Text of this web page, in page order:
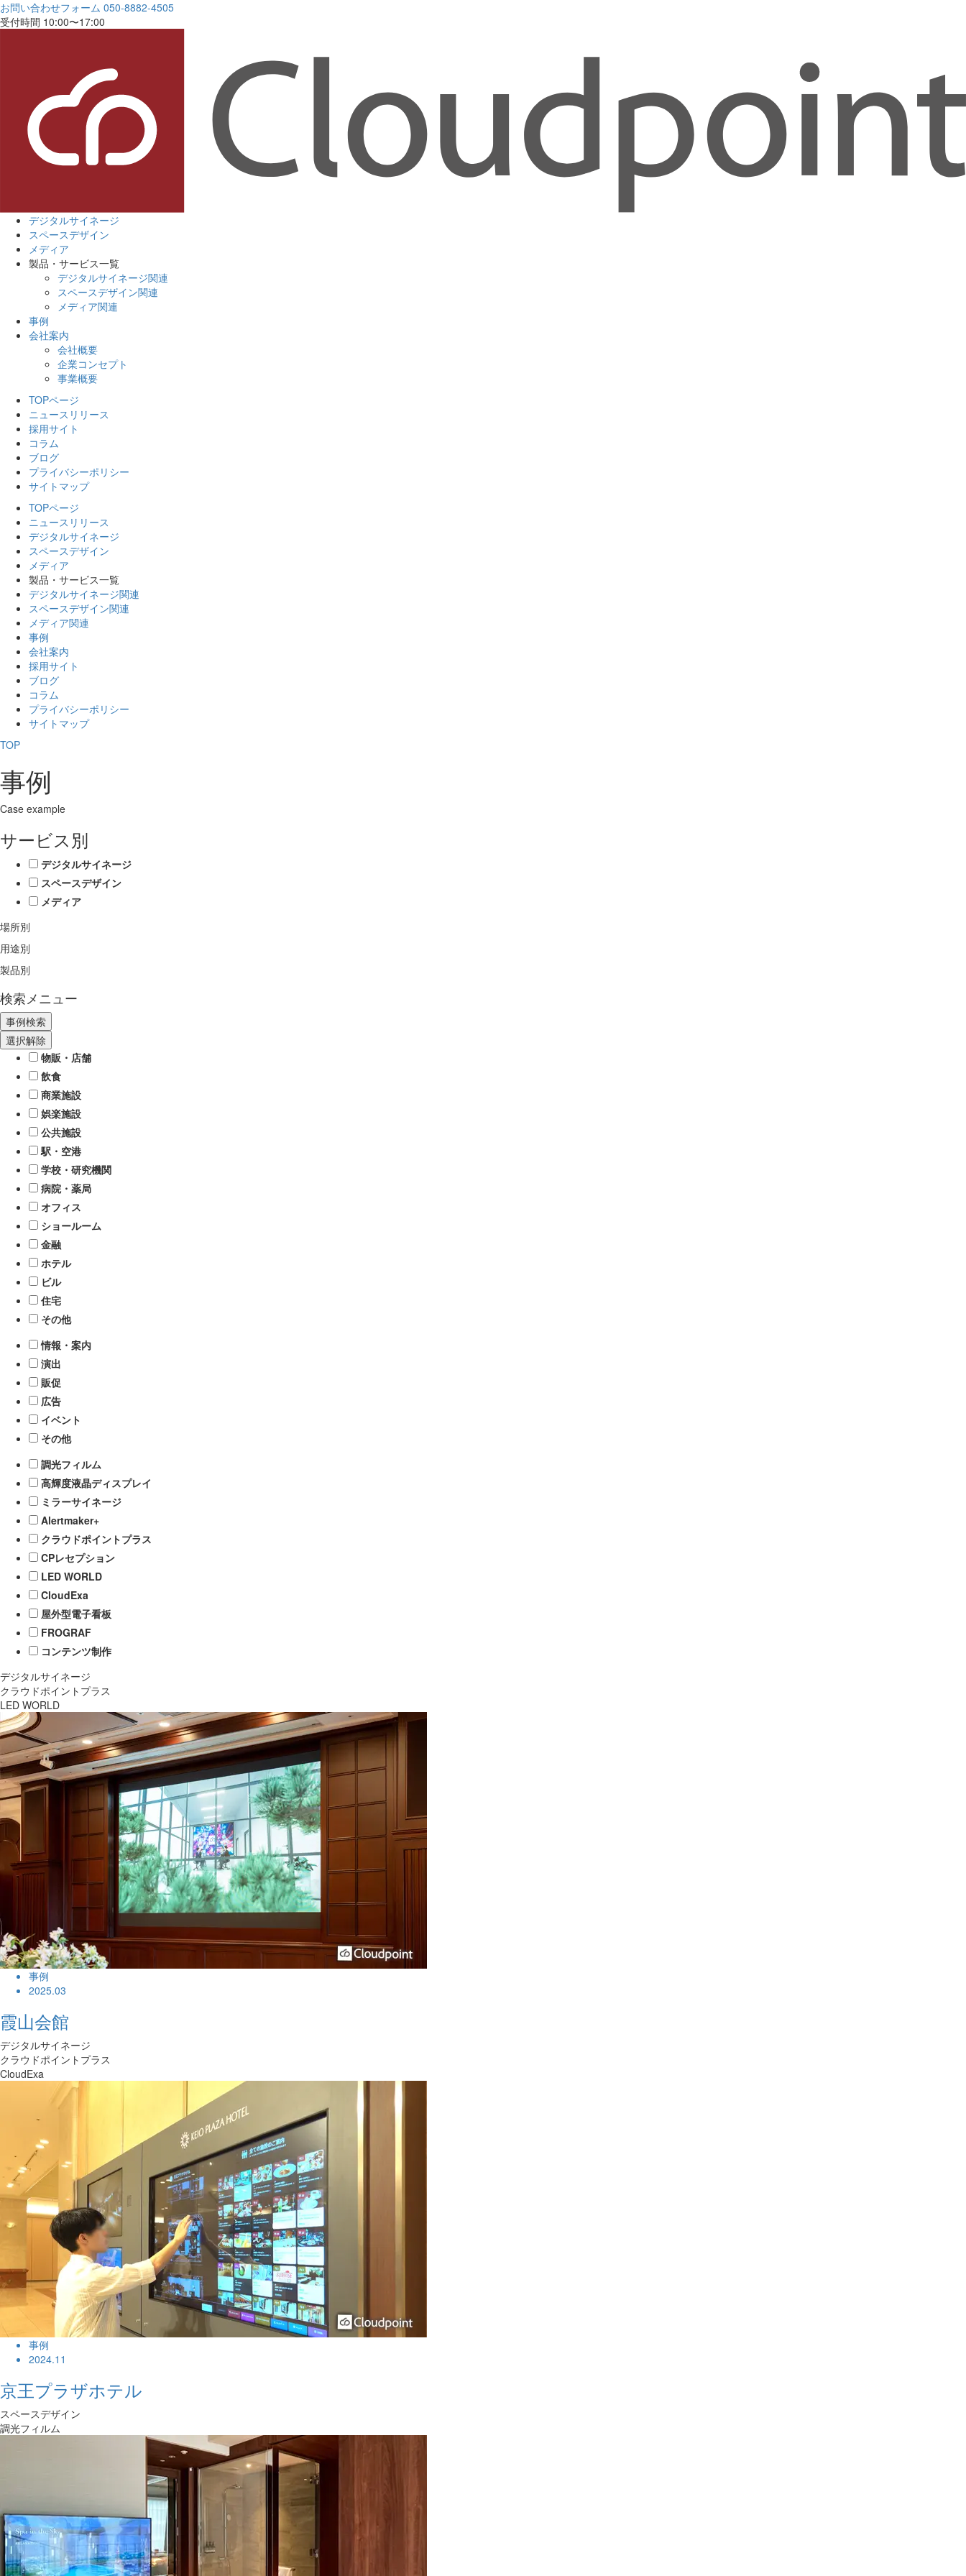
お問い合わせフォーム 050-8882-4505
受付時間 10:00〜17:00
デジタルサイネージ
スペースデザイン
メディア
製品・サービス一覧
デジタルサイネージ関連
スペースデザイン関連
メディア関連
事例
会社案内
会社概要
企業コンセプト
事業概要
TOPページ
ニュースリリース
採用サイト
コラム
ブログ
プライバシーポリシー
サイトマップ
TOPページ
ニュースリリース
デジタルサイネージ
スペースデザイン
メディア
製品・サービス一覧
デジタルサイネージ関連
スペースデザイン関連
メディア関連
事例
会社案内
採用サイト
ブログ
コラム
プライバシーポリシー
サイトマップ
TOP
事例
Case example
サービス別
デジタルサイネージ
スペースデザイン
メディア
場所別
用途別
製品別
検索メニュー
選択解除
物販・店舗
飲食
商業施設
娯楽施設
公共施設
駅・空港
学校・研究機関
病院・薬局
オフィス
ショールーム
金融
ホテル
ビル
住宅
その他
情報・案内
演出
販促
広告
イベント
その他
調光フィルム
高輝度液晶ディスプレイ
ミラーサイネージ
Alertmaker+
クラウドポイントプラス
CPレセプション
LED WORLD
CloudExa
屋外型電子看板
FROGRAF
コンテンツ制作
デジタルサイネージ
クラウドポイントプラス
LED WORLD
事例
2025.03
霞山会館
デジタルサイネージ
クラウドポイントプラス
CloudExa
事例
2024.11
京王プラザホテル
スペースデザイン
調光フィルム